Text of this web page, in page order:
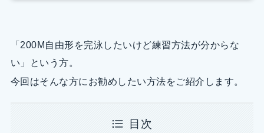
「200M自由形を完泳したいけど練習方法が分からな
い」という方。
今回はそんな方にお勧めしたい方法をご紹介します。
目次